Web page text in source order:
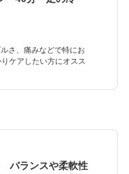
さ、痛みなどで特にお
ケアしたい方にオスス
バランスや柔軟性